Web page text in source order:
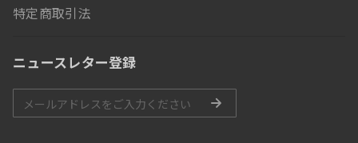
特定商取引法
ニュースレター登録